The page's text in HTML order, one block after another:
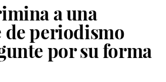
a una
de periodismo
por su forma